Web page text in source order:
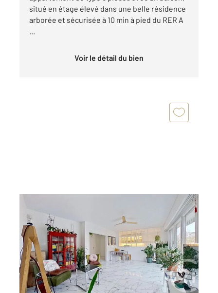
situé en étage élevé dans une belle résidence
arborée et sécurisée à 10 min à pied du RER A
...
Voir le détail du bien
75,45 m
Ref : 1282
Appartement F3 à vendre
529 000 €
APPARTEMENT A VENDRE - NOGENT-SUR-